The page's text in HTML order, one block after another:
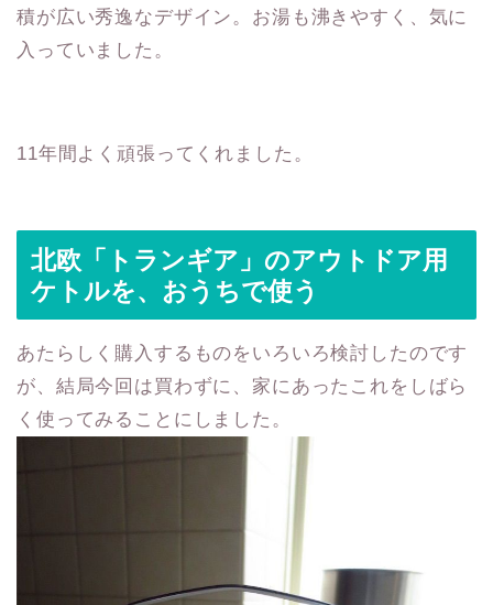
積が広い秀逸なデザイン。お湯も沸きやすく、気に
入っていました。
11年間よく頑張ってくれました。
北欧「トランギア」のアウトドア用
ケトルを、おうちで使う
あたらしく購入するものをいろいろ検討したのです
が、結局今回は買わずに、家にあったこれをしばら
く使ってみることにしました。